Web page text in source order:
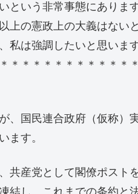
という非常事態にありま
上の憲政上の大義はない
私は強調したいと思います
＊＊＊＊＊＊＊＊＊＊＊
、国民連合政府（仮称）
ます。
産党として閣僚ポスト
し、これまでの条約と